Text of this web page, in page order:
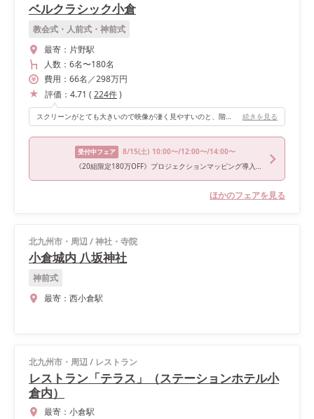
ベルクラシック小倉
教会式・人前式・神前式
最寄： 片野駅
人数： 6名〜180名
費用： 66名 ／298万円
評価： 4.71 ( 224件)
スクリーンがとても大きいので映像が凄く見やすいのと、階段からおりる演出が出来るので盛り上がります‪‪❤︎‬私たちはお色直しで階段を使用しました🧸またロビーも装飾しなくても元から可愛いです。 続きを見る
受付中フェア 8/15(土) 10:00〜/12:00〜/14:00〜
《20組限定180万OFF》プロジェクションマッピング導入記念フェア♪
ほかのフェアを見る
北九州市・周辺/神社・寺院
小倉城内 八坂神社
神前式
最寄： 西小倉駅
北九州市・周辺/ レストラン
レストラン「テラス」（ステーションホテル小
倉内）
最寄： 小倉駅